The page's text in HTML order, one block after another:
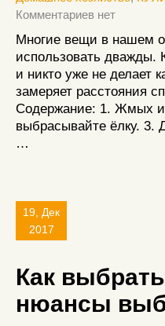
Комментариев нет
Многие вещи в нашем
использовать дважды.
и никто уже не делает
замеряет расстояния
Содержание: 1. Жмых
выбрасывайте ёлку. 3.
…
19, Дек
2017
Как
нюансы